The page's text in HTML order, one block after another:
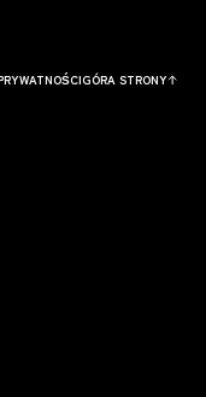
GÓRA STRONY